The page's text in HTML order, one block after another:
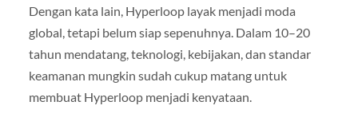
Dengan kata lain, Hyperloop layak menjadi moda
global, tetapi belum siap sepenuhnya. Dalam 10–20
tahun mendatang, teknologi, kebijakan, dan standar
keamanan mungkin sudah cukup matang untuk
membuat Hyperloop menjadi kenyataan.